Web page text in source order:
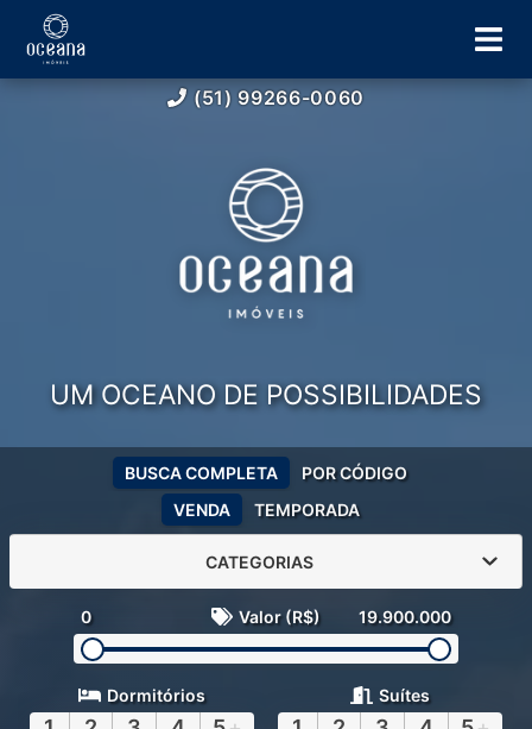
(51) 99266-0060
UM OCEANO DE POSSIBILIDADES
VENDA TEMPORADA
BUSCA COMPLETA POR CÓDIGO
CATEGORIAS
0 Valor (R$) 19.900.000
Dormitórios Suítes